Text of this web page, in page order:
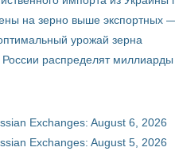
на зерно выше экспортных
урожай зерна
России распределят
Exchanges: August 6, 2026
Exchanges: August 5, 2026